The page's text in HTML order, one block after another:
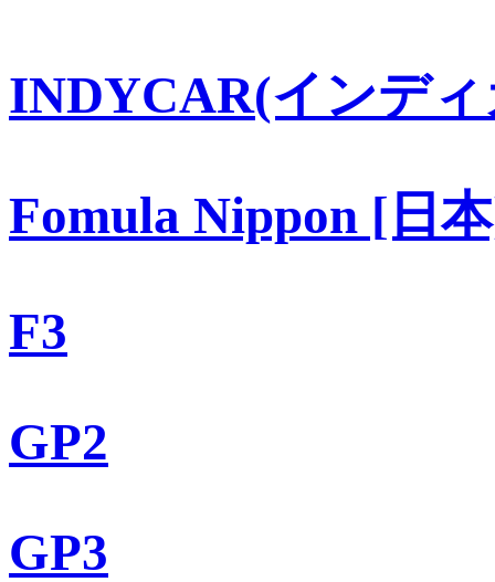
INDYCAR(インデ
Fomula Nippon [日
F3
GP2
GP3